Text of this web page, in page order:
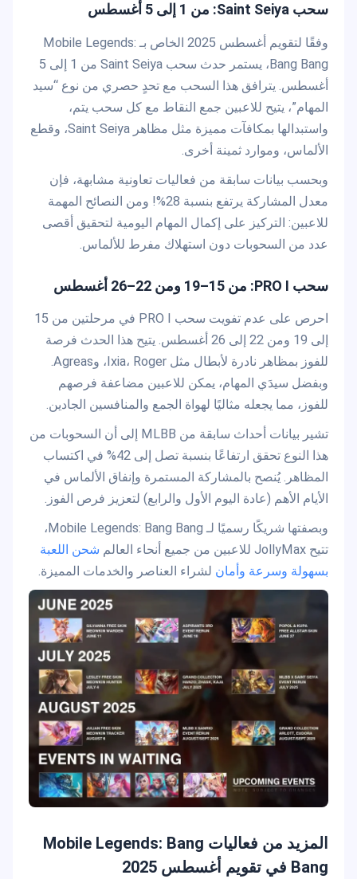
سحب Saint Seiya: من 1 إلى 5 أغسطس
وفقًا لتقويم أغسطس 2025 الخاص بـ Mobile Legends:
Bang Bang، يستمر حدث سحب Saint Seiya من 1 إلى 5
أغسطس. يترافق هذا السحب مع تحدٍ حصري من نوع “سيد
المهام”، يتيح للاعبين جمع النقاط مع كل سحب يتم،
واستبدالها بمكافآت مميزة مثل مظاهر Saint Seiya، وقطع
الألماس، وموارد ثمينة أخرى.
وبحسب بيانات سابقة من فعاليات تعاونية مشابهة، فإن
معدل المشاركة يرتفع بنسبة 28%! ومن النصائح المهمة
للاعبين: التركيز على إكمال المهام اليومية لتحقيق أقصى
عدد من السحوبات دون استهلاك مفرط للألماس.
سحب PRO I: من 15–19 ومن 22–26 أغسطس
احرص على عدم تفويت سحب PRO I في مرحلتين من 15
إلى 19 ومن 22 إلى 26 أغسطس. يتيح هذا الحدث فرصة
للفوز بمظاهر نادرة لأبطال مثل Ixia، Roger، وAgreas.
وبفضل سيدَي المهام، يمكن للاعبين مضاعفة فرصهم
للفوز، مما يجعله مثاليًا لهواة الجمع والمنافسين الجادين.
تشير بيانات أحداث سابقة من MLBB إلى أن السحوبات من
هذا النوع تحقق ارتفاعًا بنسبة تصل إلى 42% في اكتساب
المظاهر. يُنصح بالمشاركة المستمرة وإنفاق الألماس في
الأيام الأهم (عادة اليوم الأول والرابع) لتعزيز فرص الفوز.
وبصفتها شريكًا رسميًا لـ Mobile Legends: Bang Bang،
تتيح JollyMax للاعبين من جميع أنحاء العالم
شحن اللعبة
بسهولة وسرعة وأمان لشراء العناصر والخدمات المميزة.
المزيد من فعاليات Mobile Legends: Bang
Bang في تقويم أغسطس 2025